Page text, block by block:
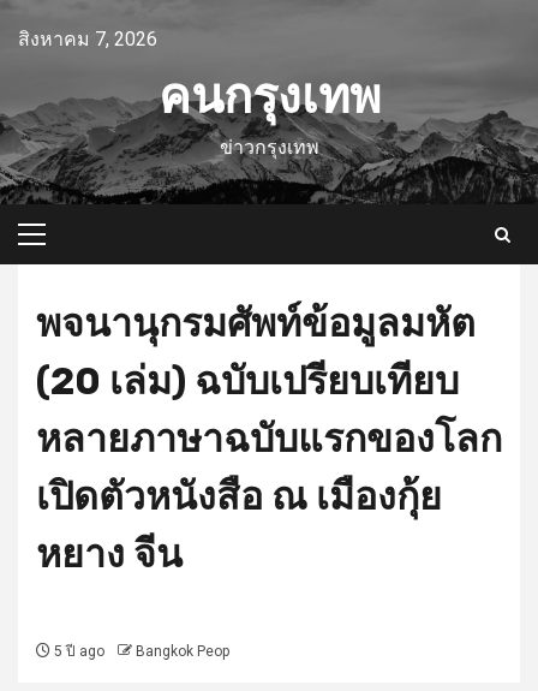
สิงหาคม 7, 2026
คนกรุงเทพ
ข่าวกรุงเทพ
Primary
Menu
พจนานุกรมศัพท์ข้อมูลมหัต
(20 เล่ม) ฉบับเปรียบเทียบ
หลายภาษาฉบับแรกของโลก
เปิดตัวหนังสือ ณ เมืองกุ้ย
หยาง จีน
5 ปี ago Bangkok Peop